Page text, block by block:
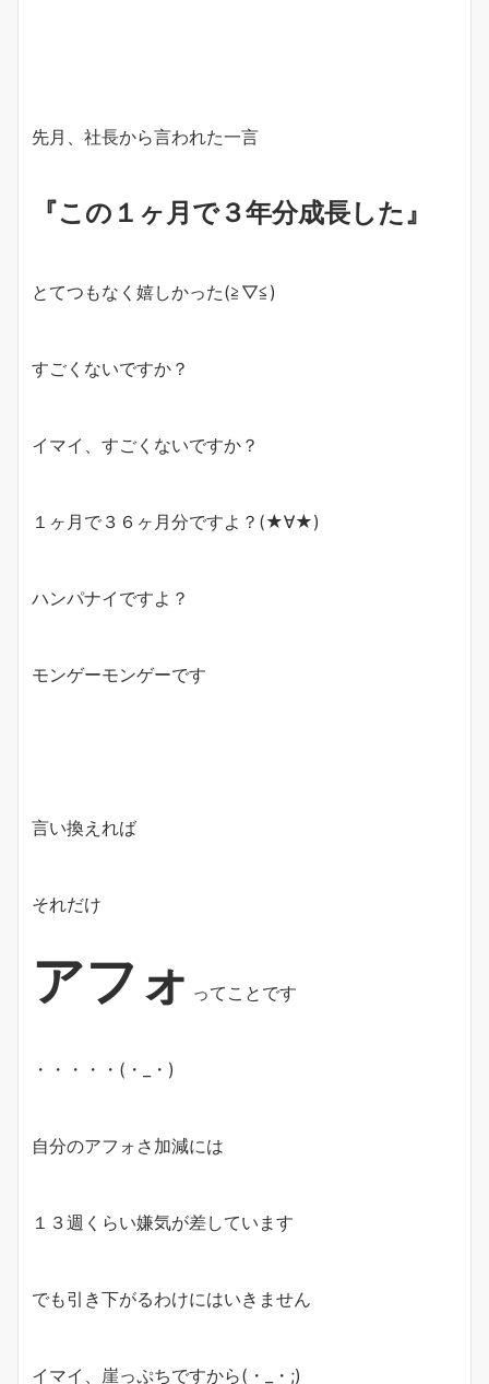
先月、社長から言われた一言
『この１ヶ月で３年分成長した』
とてつもなく嬉しかった(≧▽≦)
すごくないですか？
イマイ、すごくないですか？
１ヶ月で３６ヶ月分ですよ？(★∀★)
ハンパナイですよ？
モンゲーモンゲーです
言い換えれば
それだけ
アフォ ってことです
・・・・・(・_・)
自分のアフォさ加減には
１３週くらい嫌気が差しています
でも引き下がるわけにはいきません
イマイ、崖っぷちですから(・_・;)